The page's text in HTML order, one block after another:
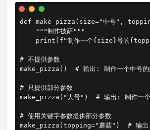
def make_pizza(size="中号",
    """制作披萨"""
print(f"制作一个{size}号的
# 不提供参数
make_pizza()  # 输出: 制作一个中号的
# 只提供部分参数
make_pizza("大号")  # 输出: 制作一个
# 使用关键字参数提供部分参数
make_pizza(topping="蘑菇")  # 输出: